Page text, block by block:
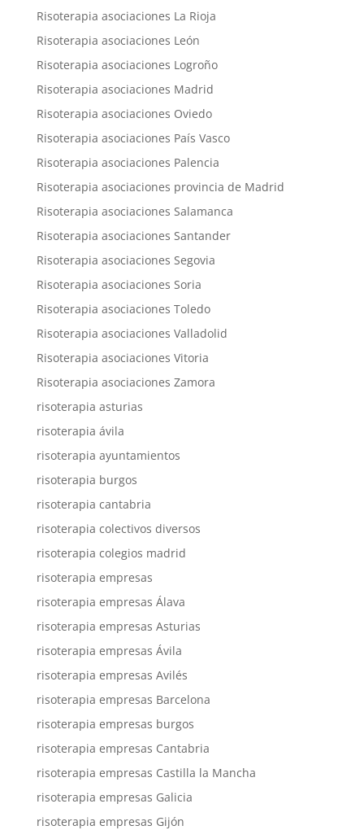
Risoterapia asociaciones La Rioja
Risoterapia asociaciones León
Risoterapia asociaciones Logroño
Risoterapia asociaciones Madrid
Risoterapia asociaciones Oviedo
Risoterapia asociaciones País Vasco
Risoterapia asociaciones Palencia
Risoterapia asociaciones provincia de Madrid
Risoterapia asociaciones Salamanca
Risoterapia asociaciones Santander
Risoterapia asociaciones Segovia
Risoterapia asociaciones Soria
Risoterapia asociaciones Toledo
Risoterapia asociaciones Valladolid
Risoterapia asociaciones Vitoria
Risoterapia asociaciones Zamora
risoterapia asturias
risoterapia ávila
risoterapia ayuntamientos
risoterapia burgos
risoterapia cantabria
risoterapia colectivos diversos
risoterapia colegios madrid
risoterapia empresas
risoterapia empresas Álava
risoterapia empresas Asturias
risoterapia empresas Ávila
risoterapia empresas Avilés
risoterapia empresas Barcelona
risoterapia empresas burgos
risoterapia empresas Cantabria
risoterapia empresas Castilla la Mancha
risoterapia empresas Galicia
risoterapia empresas Gijón